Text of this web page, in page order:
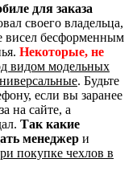
для заказа
своего владельца,
висел бесформенным
Некоторые, не
видом модельных
. Будьте
если вы заранее
на сайте, а
Так какие
менеджер и
покупке чехлов в